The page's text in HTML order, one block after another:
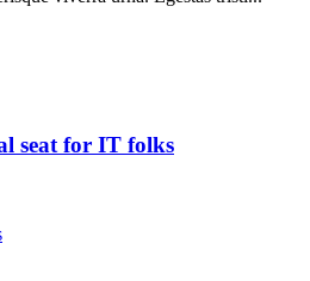
seat for IT folks